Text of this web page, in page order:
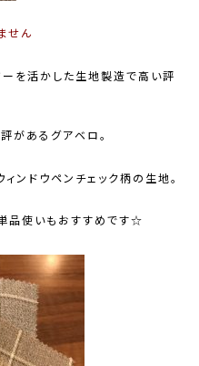
せん
を活かした生地製造で高い評
がある グアベロ。
ンドウペンチェック柄の生地。
品使いもおすすめです☆